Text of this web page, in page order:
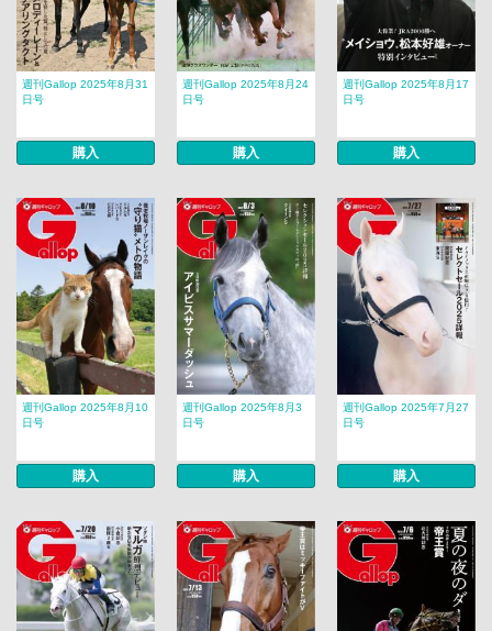
週刊Gallop 2025年8月31
日号
購入
週刊Gallop 2025年8月24
日号
購入
週刊Gallop 2025年8月17
日号
購入
週刊Gallop 2025年8月10
日号
購入
週刊Gallop 2025年8月3
日号
購入
週刊Gallop 2025年7月27
日号
購入